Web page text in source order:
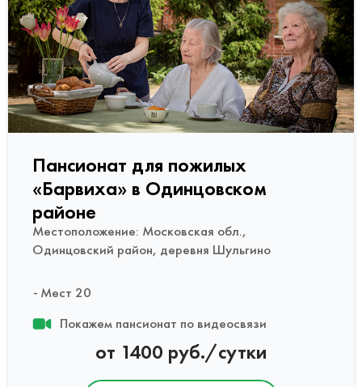
Пансионат для пожилых
«Барвиха» в Одинцовском
районе
Местоположение: Московская обл.,
Одинцовский район, деревня Шульгино
Мест 20
Покажем пансионат по видеосвязи
от 1400 руб./сутки